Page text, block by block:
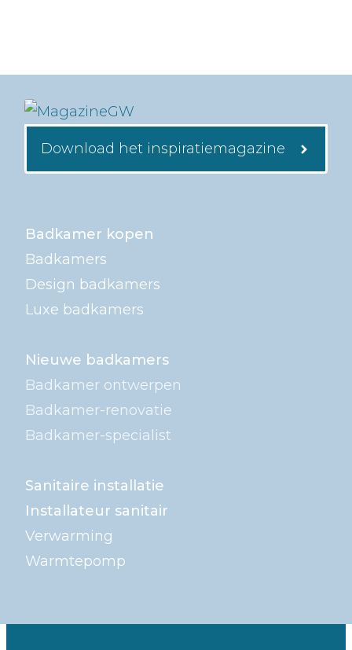
Download het inspiratiemagazine
Badkamer kopen
Badkamers
Design badkamers
Luxe badkamers
Nieuwe badkamers
Badkamer ontwerpen
Badkamer-renovatie
Badkamer-specialist
Sanitaire installatie
Installateur sanitair
Verwarming
Warmtepomp